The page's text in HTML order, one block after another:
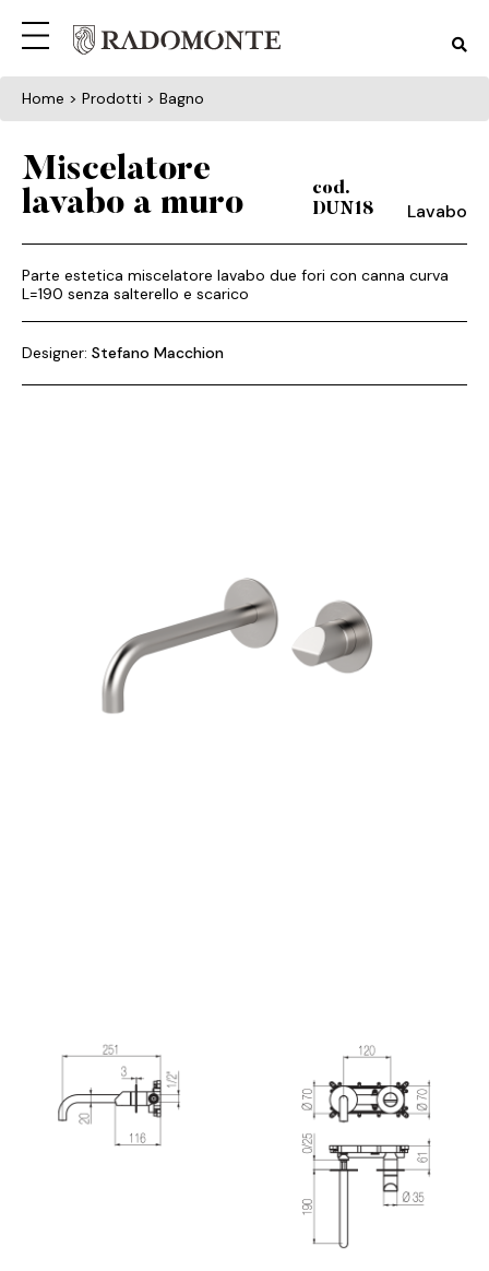
Home > Prodotti > Bagno
Miscelatore
lavabo a muro
cod.
DUN18
Lavabo
Parte estetica miscelatore lavabo due fori con canna curva
L=190 senza salterello e scarico
Designer: Stefano Macchion